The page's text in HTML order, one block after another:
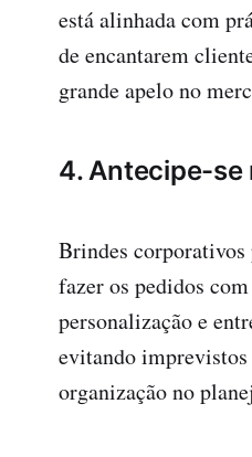
está alinhada com
de encantarem
grande apelo no
4. Antecipe-se
Brindes corporativos
fazer os pedidos
personalização e
evitando
organização no